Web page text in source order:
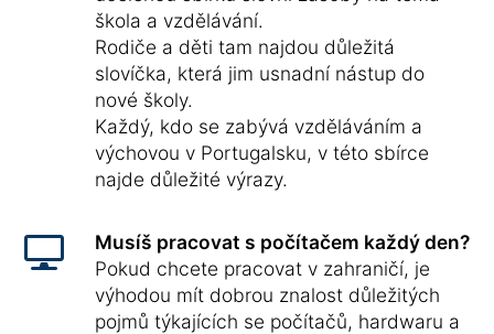
škola a vzdělávání.
Rodiče a děti tam najdou důležitá
slovíčka, která jim usnadní nástup do
nové školy.
Každý, kdo se zabývá vzděláváním a
výchovou v Portugalsku, v této sbírce
najde důležité výrazy.
Musíš pracovat s počítačem každý den?
Pokud chcete pracovat v zahraničí, je
výhodou mít dobrou znalost důležitých
pojmů týkajících se počítačů, hardwaru a